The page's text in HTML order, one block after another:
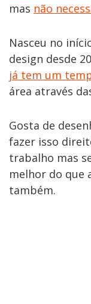
mas não
Nasceu no
design desde
já tem um
área através
Gosta de
fazer isso
trabalho mas
melhor do que
também.